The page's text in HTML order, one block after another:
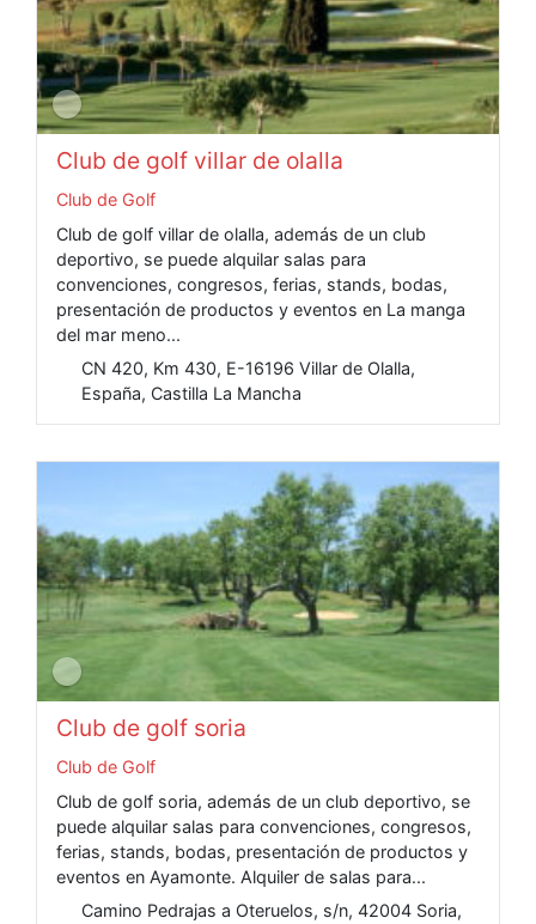
Club de golf villar de olalla
Club de Golf
Club de golf villar de olalla, además de un club
deportivo, se puede alquilar salas para
convenciones, congresos, ferias, stands, bodas,
presentación de productos y eventos en La manga
del mar meno...
CN 420, Km 430, E-16196 Villar de Olalla,
España, Castilla La Mancha
Club de golf soria
Club de Golf
Club de golf soria, además de un club deportivo, se
puede alquilar salas para convenciones, congresos,
ferias, stands, bodas, presentación de productos y
eventos en Ayamonte. Alquiler de salas para...
Camino Pedrajas a Oteruelos, s/n, 42004 Soria,